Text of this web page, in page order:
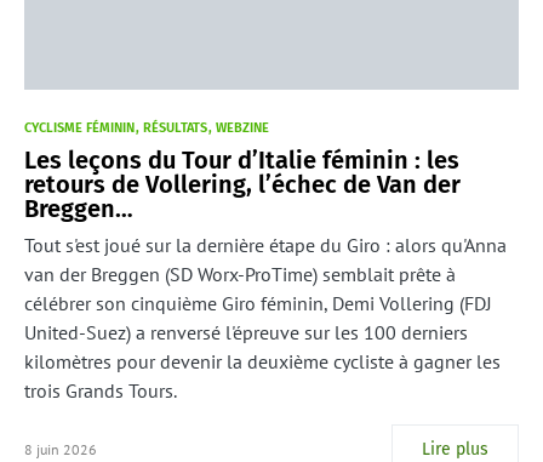
CYCLISME FÉMININ RÉSULTATS WEBZINE
Les leçons du Tour d’Italie féminin : les
retours de Vollering, l’échec de Van der
Breggen…
Tout s'est joué sur la dernière étape du Giro : alors qu'Anna
van der Breggen (SD Worx-ProTime) semblait prête à
célébrer son cinquième Giro féminin, Demi Vollering (FDJ
United-Suez) a renversé l'épreuve sur les 100 derniers
kilomètres pour devenir la deuxième cycliste à gagner les
trois Grands Tours.
8 juin 2026 Lire plus